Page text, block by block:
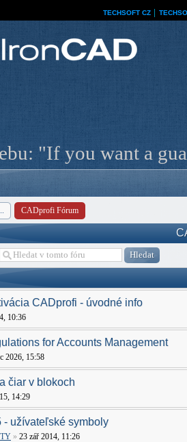
TECHSOFT CZ
"If you want a
CADprofi Fórum
CADprofi - úvodné info
10:36
for Accounts Management
2026, 15:58
čiar v blokoch
14:29
- užívateľské symboly
» 23 zář 2014, 11:26